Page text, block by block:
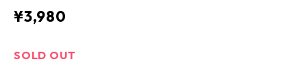
¥3,980
SOLD OUT